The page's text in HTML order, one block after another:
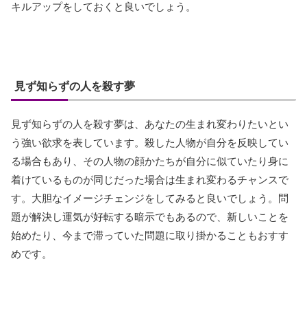
キルアップをしておくと良いでしょう。
見ず知らずの人を殺す夢
見ず知らずの人を殺す夢は、あなたの生まれ変わりたいとい
う強い欲求を表しています。殺した人物が自分を反映してい
る場合もあり、その人物の顔かたちが自分に似ていたり身に
着けているものが同じだった場合は生まれ変わるチャンスで
す。大胆なイメージチェンジをしてみると良いでしょう。問
題が解決し運気が好転する暗示でもあるので、新しいことを
始めたり、今まで滞っていた問題に取り掛かることもおすす
めです。